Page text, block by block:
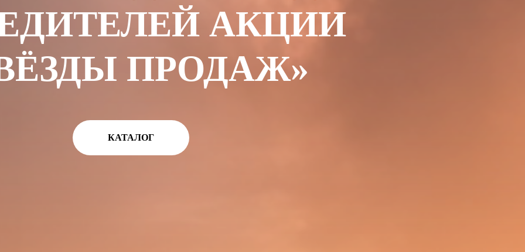
АКЦИИ
ПРОДАЖ»
КАТАЛОГ